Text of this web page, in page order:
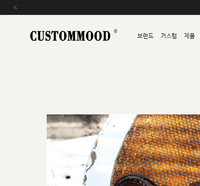
‹
브랜드 커스텀 제품